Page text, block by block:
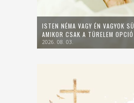
ISTEN NÉMA VAGY ÉN VAGYOK
AMIKOR CSAK A TÜRELEM OPCIÓ
2026. 08. 03.